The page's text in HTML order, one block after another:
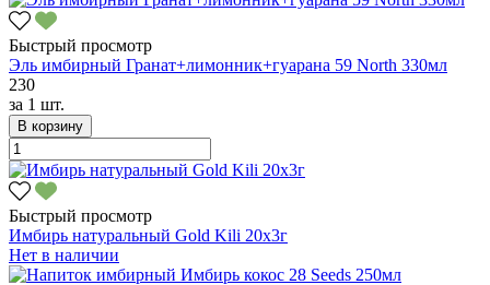
Быстрый просмотр
Эль имбирный Гранат+лимонник+гуарана 59 North 330мл
230
за 1 шт.
В корзину
Быстрый просмотр
Имбирь натуральный Gold Kili 20х3г
Нет в наличии